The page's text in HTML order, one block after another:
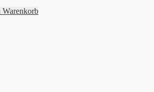
Warenkorb